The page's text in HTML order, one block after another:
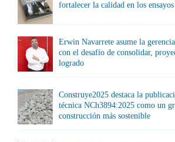
fortalecer la calidad en los
Erwin Navarrete asume la
con el desafío de consolidar,
logrado
Construye2025 destaca la
técnica NCh3894:2025 como un
construcción más sostenible